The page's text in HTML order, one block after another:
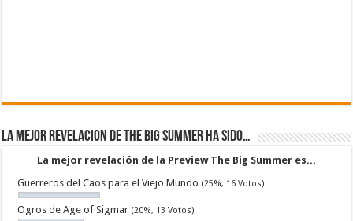
La mejor revelacion de The Big Summer ha sido…
La mejor revelación de la Preview The Big Summer es...
Guerreros del Caos para el Viejo Mundo (25%, 16 Votos)
Ogros de Age of Sigmar (20%, 13 Votos)